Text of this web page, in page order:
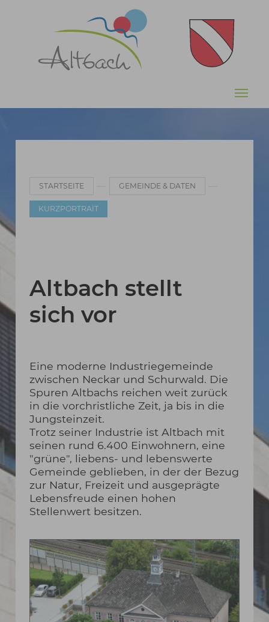
Zum Hauptinhalt springen
STARTSEITE GEMEINDE & DATEN
KURZPORTRAIT
Altbach stellt
sich vor
Eine moderne Industriegemeinde
zwischen Neckar und Schurwald. Die
Spuren Altbachs reichen weit zurück
in die vorchristliche Zeit, ja bis in die
Jungsteinzeit.
Trotz seiner Industrie ist Altbach mit
seinen rund 6.400 Einwohnern, eine
"grüne", liebens- und lebenswerte
Gemeinde geblieben, in der der Bezug
zur Natur, Freizeit und ausgeprägte
Lebensfreude einen hohen
Stellenwert besitzen.